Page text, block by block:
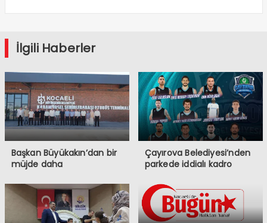
İlgili Haberler
Başkan Büyükakın’dan bir
müjde daha
Çayırova Belediyesi’nden
parkede iddialı kadro